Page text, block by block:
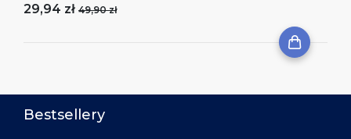
29,94 zł 49,90 zł
Bestsellery